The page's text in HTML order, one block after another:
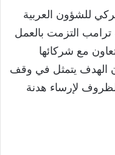
للشؤون العربية
ترامب التزمت بالعمل
مع شركائها
أن الهدف يتمثل في وقف
لإرساء هدنة